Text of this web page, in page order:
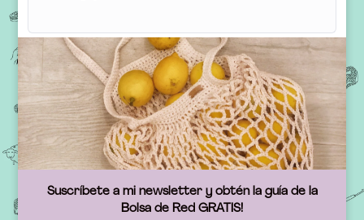
Suscríbete a mi newsletter y obtén la guía de la
Bolsa de Red GRATIS!